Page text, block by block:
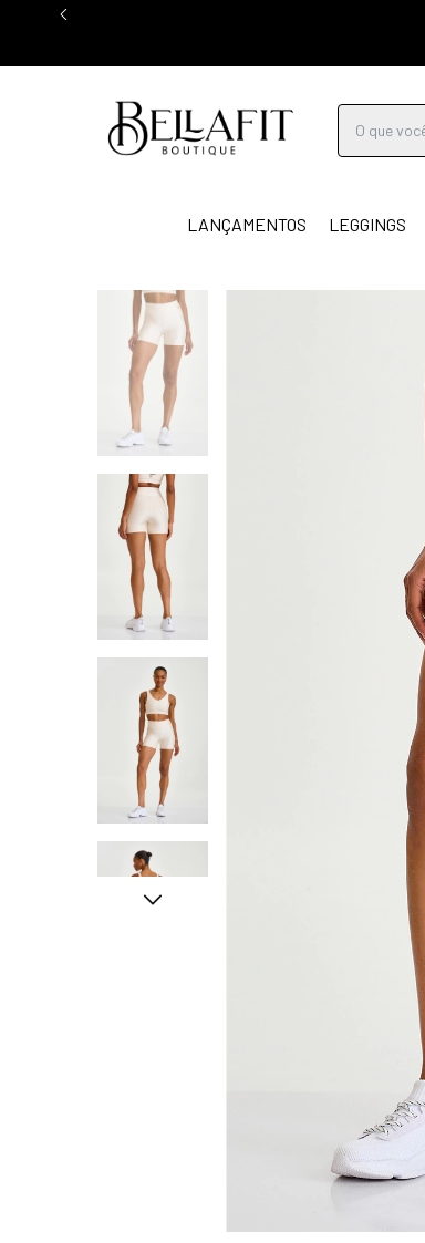
LANÇAMENTOS LEGGINGS